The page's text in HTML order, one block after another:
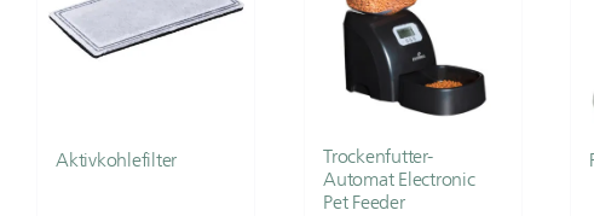
Aktivkohlefilter
Trockenfutter-
Automat Electronic
Pet Feeder